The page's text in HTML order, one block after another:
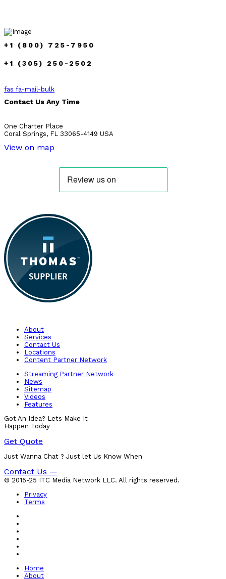
+1 (800) 725-7950
+1 (305) 250-2502
fas fa-mail-bulk
Contact Us Any Time
One Charter Place
Coral Springs, FL 33065-4149 USA
View on map
About
Services
Contact Us
Locations
Content Partner Network
Streaming Partner Network
News
Sitemap
Videos
Features
Got An Idea? Lets Make It
Happen Today
Get Quote
Just Wanna Chat ? Just let Us Know When
Contact Us —
© 2015-25 ITC Media Network LLC. All rights reserved.
Privacy
Terms
Home
About